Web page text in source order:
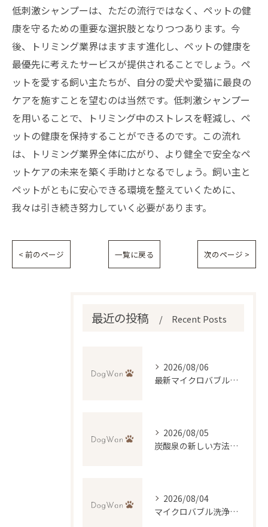
低刺激シャンプーは、ただの流行ではなく、ペットの健
康を守るための重要な選択肢となりつつあります。今
後、トリミング業界はますます進化し、ペットの健康を
最優先に考えたサービスが提供されることでしょう。ペ
ットを愛する飼い主たちが、自分の愛犬や愛猫に最良の
ケアを施すことを望むのは当然です。低刺激シャンプー
を用いることで、トリミング中のストレスを軽減し、ペ
ットの健康を保持することができるのです。この流れ
は、トリミング業界全体に広がり、より健全で安全なペ
ットケアの未来を築く手助けとなるでしょう。飼い主と
ペットがともに安心できる環境を整えていくために、
我々は引き続き努力していく必要があります。
< 前のページ 一覧に戻る 次のページ >
最近の投稿 Recent Posts
2026/08/06
最新マイクロバブル技術で理想のふわふわ仕上げを実現するトリミング法
2026/08/05
炭酸泉の新しい方法で自宅再現と効果・デメリットを徹底比較
2026/08/04
マイクロバブル洗浄が叶える低刺激トリミングの魅力